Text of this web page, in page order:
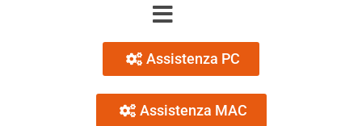
Assistenza PC
Assistenza MAC